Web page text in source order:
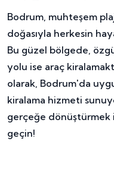
Bodrum, muhteşem
doğasıyla herkesin
Bu güzel bölgede,
yolu ise araç
olarak, Bodrum'da
kiralama hizmeti
gerçeğe dönüştürmek
geçin!